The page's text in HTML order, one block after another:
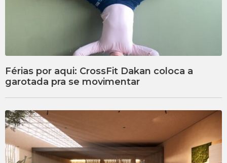
Férias por aqui: CrossFit Dakan coloca a
garotada pra se movimentar